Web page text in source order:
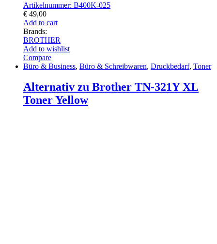
Artikelnummer: B400K-025
€ 49,00
Add to cart
Brands:
BROTHER
Add to wishlist
Compare
Büro & Business, Büro & Schreibwaren, Druckbedarf, Toner
Alternativ zu Brother TN-321Y XL
Toner Yellow